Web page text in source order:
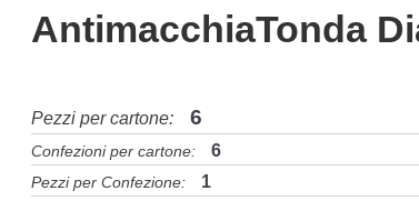
AntimacchiaTonda
Pezzi per cartone: 6
Confezioni per cartone: 6
Pezzi per Confezione: 1